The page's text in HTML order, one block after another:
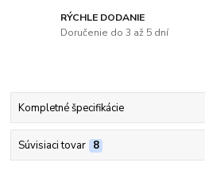
RÝCHLE DODANIE
Doručenie do 3 až 5 dní
Kompletné špecifikácie
Súvisiaci tovar 8